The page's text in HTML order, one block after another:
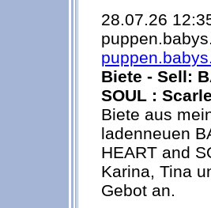
28.07.26
Biete - Sell:
SOUL :
Biete aus
ladenneuen
HEART and
Karina, Tina
Gebot an.